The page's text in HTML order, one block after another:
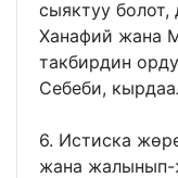
сыяктуу болот,
Ханафий жана
такбирдин
Себеби,
6. Истиска
жана жалынып-